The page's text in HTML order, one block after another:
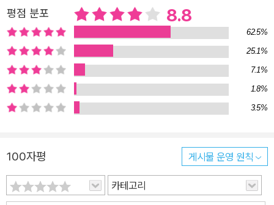
떠나면 된다.”(p.56) 이 책에서 유시민은 도덕을 설교하거나 당위를
주장하지 않는다. 세상을 바로세우기 위한 사상이나 이론을 설파하지
않는다. 누군가를 드러내 놓고 비판하거나 위로할 생각도 없어 보인
다. 자기 자신의 삶을 냉정하게 성찰하면서 인생의 기쁨과 아픔, 세상
의 불의와 부조리를 어떻게 바라보고 다루어야 하는지 이야기한다.
삶과 죽음, 개인과 사회, 자유와 공동선, 진보와 보수, 신념과 관용, 욕
망과 품격, 사랑과 책임, 열정과 재능 등 우리의 삶을 형성하는 물질적
격, 삶의 의미는 무엇인지, 숨 가쁘게 돌아가는 일상의 소용돌이 속에
서 우리가 놓치고 잃어버린 것은 없는지 찬찬히 되짚어 본다. 2. 정치
인에서 자유인으로 돌아와 내놓은 첫 번째 책! 대중적 글쓰기로 많은
평점 분포 8.8
62.5%
25.1%
7.1%
1.8%
3.5%
100자평 게시물 운영 원칙
카테고리